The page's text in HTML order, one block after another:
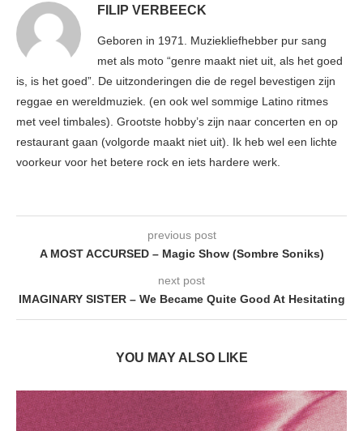
FILIP VERBEECK
Geboren in 1971. Muziekliefhebber pur sang
met als moto “genre maakt niet uit, als het goed
is, is het goed”. De uitzonderingen die de regel bevestigen zijn
reggae en wereldmuziek. (en ook wel sommige Latino ritmes
met veel timbales). Grootste hobby’s zijn naar concerten en op
restaurant gaan (volgorde maakt niet uit). Ik heb wel een lichte
voorkeur voor het betere rock en iets hardere werk.
previous post
A MOST ACCURSED – Magic Show (Sombre Soniks)
next post
IMAGINARY SISTER – We Became Quite Good At Hesitating
YOU MAY ALSO LIKE